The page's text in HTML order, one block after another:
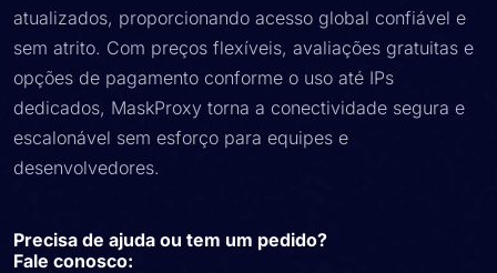
atualizados, proporcionando acesso global confiável e
sem atrito. Com preços flexíveis, avaliações gratuitas e
opções de pagamento conforme o uso até IPs
dedicados, MaskProxy torna a conectividade segura e
escalonável sem esforço para equipes e
desenvolvedores.
Precisa de ajuda ou tem um pedido?
Fale conosco: